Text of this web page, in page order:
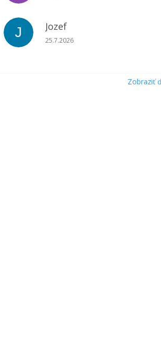
J Jozef
Hodnotenie obchodu je 5 z 5
25.7.2026
Zobraziť